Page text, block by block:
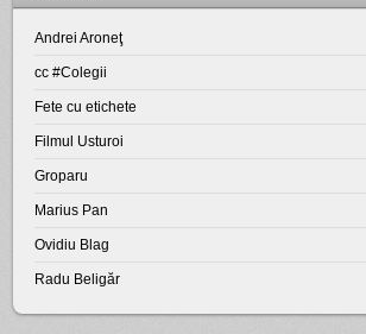
Andrei Aroneţ
cc #Colegii
Fete cu etichete
Filmul Usturoi
Groparu
Marius Pan
Ovidiu Blag
Radu Beligăr